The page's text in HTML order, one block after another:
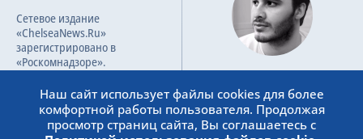
Сетевое издание
«ChelseaNews.Ru»
зарегистрировано в
«Роскомнадзоре».
Номер свидетельства ЭЛ №
ФС 77 – 87138.
Основатель сайта
admin@chelseanews.ru
https://www.linkedin.com/
Наш сайт использует файлы cookies для более
комфортной работы пользователя. Продолжая
просмотр страниц сайта, Вы соглашаетесь с